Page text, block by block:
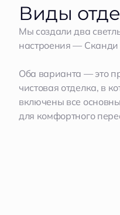
Виды
Мы создали два
настроения —
Оба варианта — это
чистовая отделка, в
включены все
для комфортного